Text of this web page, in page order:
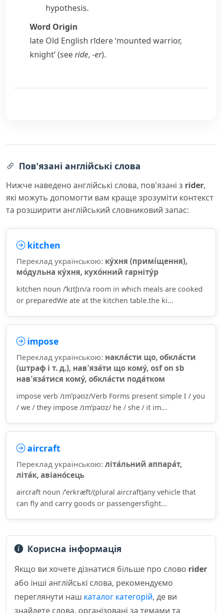
hypothesis.
Word Origin
late Old English rīdere‘mounted warrior,
knight’ (seeride, -er).
Пов'язані англійські слова
Нижче наведено англійські слова, пов'язані з rider,
які можуть допомогти вам краще зрозуміти контекст
та розширити англійський словниковий запас:
kitchen
Переклад українською: ку́хня (примі́щення),
мо́дульна ку́хня, кухо́нний гарніту́р
kitchen noun /ˈkɪtʃɪn/a room in which meals are cooked
or preparedWe ate at the kitchen table.the ki...
impose
Переклад українською: накла́сти що, обкла́сти
(штраф і т. д.), нав'яза́ти що кому́, osf on sb
нав'яза́тися кому́, обкла́сти пода́тком
impose verb /ɪmˈpəʊz/Verb Forms present simple I / you
/ we / they impose /ɪmˈpəʊz/ he / she / it im...
aircraft
Переклад українською: літа́льний аппара́т,
літа́к, авіано́сець
aircraft noun /ˈerkræft/(plural aircraft)any vehicle that
can fly and carry goods or passengersfight...
Корисна інформація
Якщо ви хочете дізнатися більше про слово rider
або інші англійські слова, рекомендуємо
переглянути наш каталог категорій, де ви
знайдете слова, організовані за темами та